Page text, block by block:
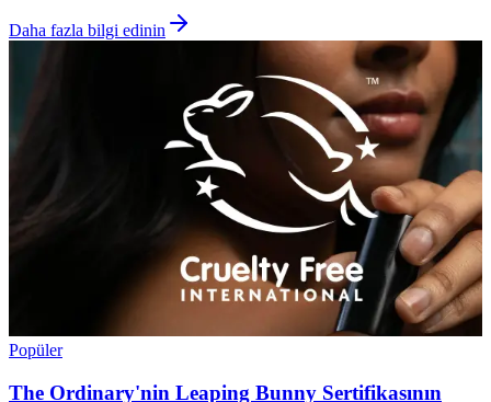
Daha fazla bilgi edinin
Popüler
The Ordinary'nin Leaping Bunny Sertifikasının